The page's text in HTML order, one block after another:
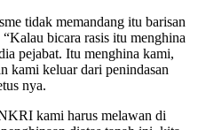
tidak memandang itu barisan
bicara rasis itu menghina
pejabat. Itu menghina kami,
kami keluar dari penindasan
nya.
kami harus melawan di